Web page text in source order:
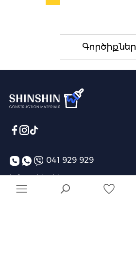
Գործիքներ
041 929 929
info@shinshin.am
Առաքման ժամեր՝ 10:00-19:00